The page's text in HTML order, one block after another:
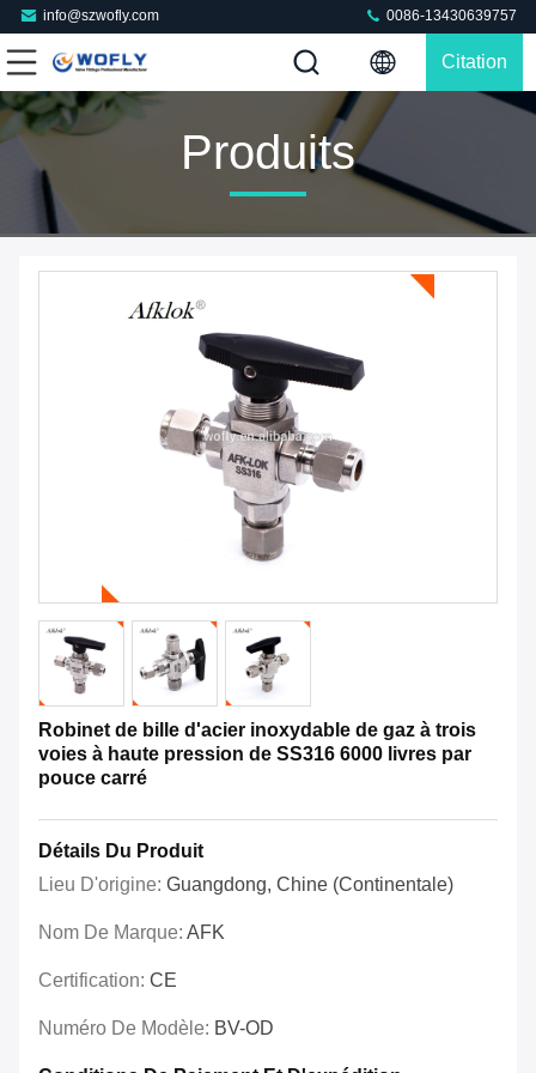
info@szwofly.com 0086-13430639757
Citation
Produits
Robinet de bille d'acier inoxydable de gaz à trois
voies à haute pression de SS316 6000 livres par
pouce carré
Détails Du Produit
Lieu D'origine: Guangdong, Chine (continentale)
Nom De Marque: AFK
Certification: CE
Numéro De Modèle: BV-OD